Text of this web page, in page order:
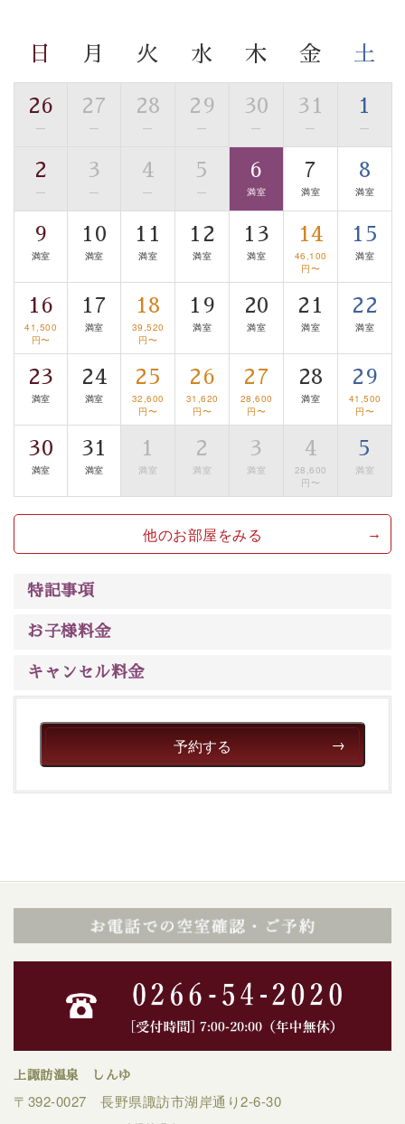
【旅】
■諏訪大社4社を巡る無料参拝バス
豊富な知識を持ったドライバー兼ガイドが諏訪大社をご
案内します。
事前ご予約制ですので、ご利用ご希望の方
は【3日前まで】にお電話ください。
※交通規制などにより運行できない日がございます
以上がプラン内容です。
上諏訪温泉“しんゆ”なら諏訪大社など歴史ある諏訪の街
清らかな源泉、諏訪湖に包まれるお部屋、 大人のたしな
みを感じていただける、美しく癒される宿で贅沢に幸せ
のときを安心してお過ごしください。
日 月 火 水 木 金 土
26
—
27
—
28
—
29
—
30
—
31
—
1
—
2
—
3
—
4
—
5
—
6
満室
7
満室
8
満室
9
満室
10
満室
11
満室
12
満室
13
満室
14
46,100
円〜
15
満室
16
41,500
円〜
17
満室
18
39,520
円〜
19
満室
20
満室
21
満室
22
満室
23
満室
24
満室
25
32,600
円〜
26
31,620
円〜
27
28,600
円〜
28
満室
29
41,500
円〜
30
満室
31
満室
1
満室
2
満室
3
満室
4
28,600
円〜
5
満室
他のお部屋をみる
特記事項
お子様料金
キャンセル料金
予約する
上諏訪温泉 しんゆ
〒392-0027 長野県諏訪市湖岸通り2-6-30